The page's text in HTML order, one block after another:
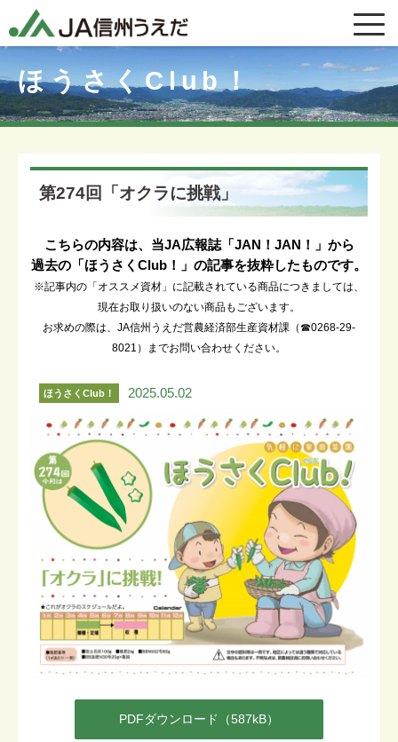
ほうさくClub！
第274回「オクラに挑戦」
こちらの内容は、当JA広報誌「JAN！JAN！」から
過去の「ほうさくClub！」の記事を抜粋したものです。
※記事内の「オススメ資材」に記載されている商品につきましては、
現在お取り扱いのない商品もございます。
お求めの際は、JA信州うえだ営農経済部生産資材課（☎0268-29-
8021）までお問い合わせください。
ほうさくClub！ 2025.05.02
PDFダウンロード（587kB）